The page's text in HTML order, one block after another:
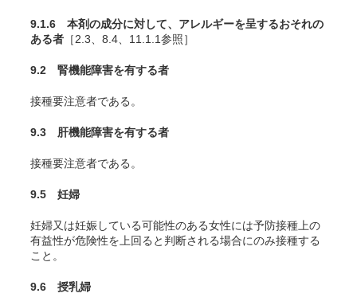
9.1.6 本剤の成分に対して、アレルギーを呈するおそれの
ある者 ［2.3、8.4、11.1.1参照］
9.2 腎機能障害を有する者
接種要注意者である。
9.3 肝機能障害を有する者
接種要注意者である。
9.5 妊婦
妊婦又は妊娠している可能性のある女性には予防接種上の
有益性が危険性を上回ると判断される場合にのみ接種する
こと。
9.6 授乳婦